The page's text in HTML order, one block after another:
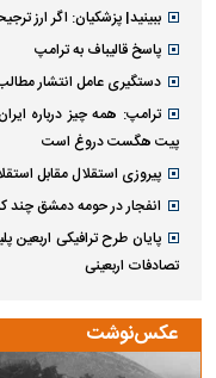
ببینید| پزشکیان: اگر ارز
پاسخ قالیباف به ترامپ
دستگیری عامل انتشار
ترامپ: همه چیز درباره
پیت هگست دروغ است
پیروزی استقلال مقابل
انفجار در حومه دمشق
تصادفات اربعینی
عکس‌نوشت